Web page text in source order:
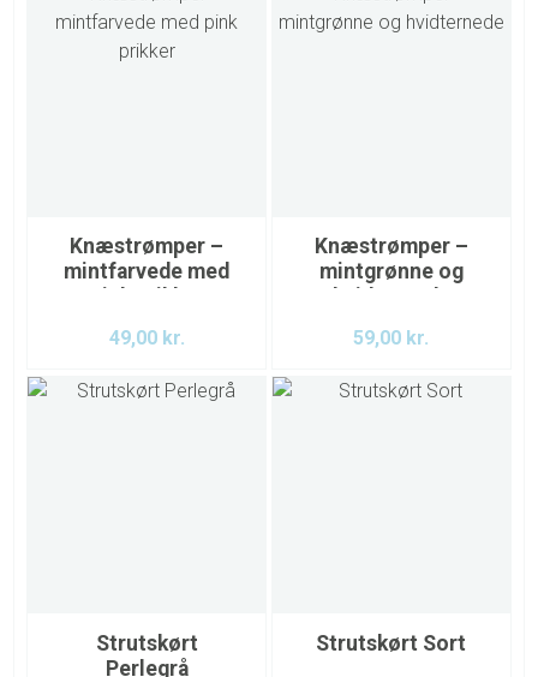
Knæstrømper –
mintfarvede med
49,00 kr.
Knæstrømper –
mintgrønne og
59,00 kr.
Strutskørt
Perlegrå
Strutskørt Sort